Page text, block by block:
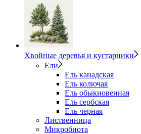
Хвойные деревья и кустарники
Ели
Ель канадская
Ель колючая
Ель обыкновенная
Ель сербская
Ель черная
Лиственница
Микробиота